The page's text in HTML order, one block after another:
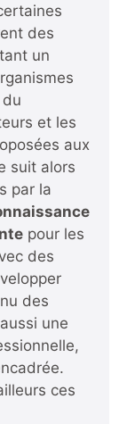
des
un
et les
aux
suit alors
par la
pour les
des
des
une
ces